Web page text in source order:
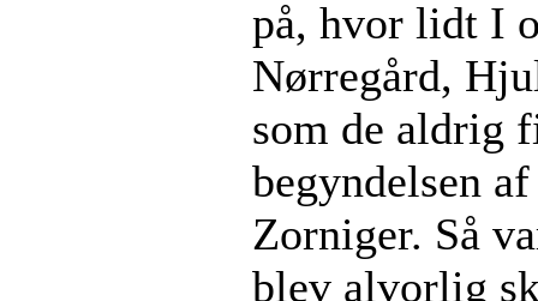
på, hvor lidt I
Nørregård,
som de aldrig
begyndelsen
Zorniger. Så
blev alvorlig